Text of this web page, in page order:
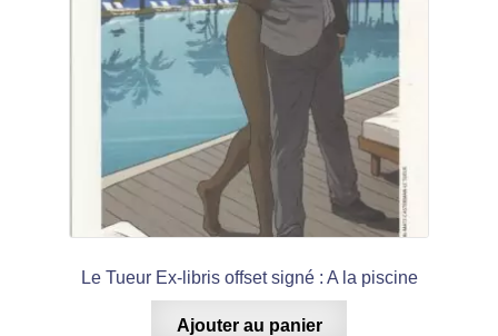
Le Tueur Ex-libris offset signé : A la piscine
Ajouter au panier